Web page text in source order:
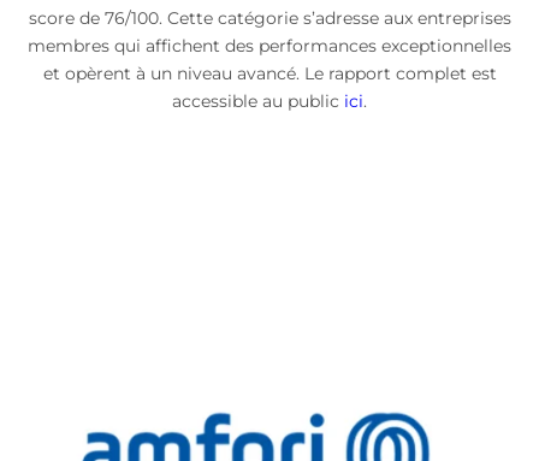
score de 76/100. Cette catégorie s’adresse aux entreprises
membres qui affichent des performances exceptionnelles
et opèrent à un niveau avancé. Le rapport complet est
accessible au public ici.